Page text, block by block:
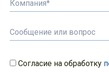
Согласие на обработку